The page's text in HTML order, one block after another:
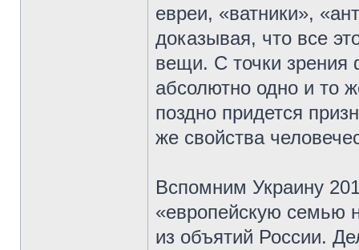
евреи, «ватники»,
доказывая, что все
вещи. С точки зрения
абсолютно одно и то
поздно придется
же свойства
Вспомним Украину
«европейскую семью
из объятий России.